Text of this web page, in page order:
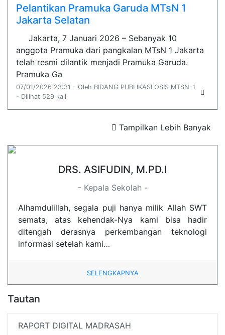
Pelantikan Pramuka Garuda MTsN 1
Jakarta Selatan
Jakarta, 7 Januari 2026 – Sebanyak 10
anggota Pramuka dari pangkalan MTsN 1 Jakarta
telah resmi dilantik menjadi Pramuka Garuda.
Pramuka Ga
07/01/2026 23:31 - Oleh BIDANG PUBLIKASI OSIS MTSN-1
- Dilihat 529 kali
Tampilkan Lebih Banyak
DRS. ASIFUDIN, M.PD.I
- Kepala Sekolah -
Alhamdulillah, segala puji hanya milik Allah SWT
semata, atas kehendak-Nya kami bisa hadir
ditengah derasnya perkembangan teknologi
informasi setelah kami…
SELENGKAPNYA
Tautan
RAPORT DIGITAL MADRASAH